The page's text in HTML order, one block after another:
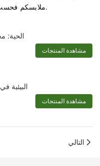
ملابسكم فحسب، بل تعزز أيضًا جاذبية علامتكم التجارية.
مشاهدة المنتجات
مشاهدة المنتجات
التالي